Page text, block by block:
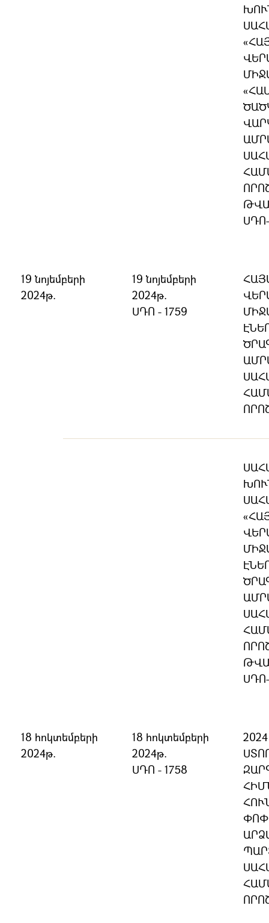
19 նոյեմբերի
2024թ.
19 նոյեմբերի
2024թ.
ՍԴՈ - 1759
18 հոկտեմբերի
2024թ.
18 հոկտեմբերի
2024թ.
ՍԴՈ - 1758